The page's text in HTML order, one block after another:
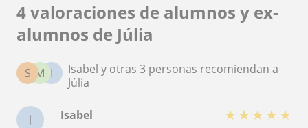
4 valoraciones de alumnos y ex-
alumnos de Júlia
I
M
S
Isabel y otras 3 personas recomiendan a
Júlia
I Isabel ★ ★ ★ ★ ★